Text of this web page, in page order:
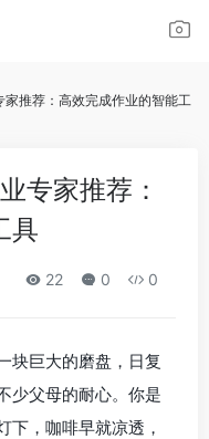
推荐：高效完成作业的智能工
专家推荐：
具
22 0 0
块巨大的磨盘，日复
少父母的耐心。你是
下，咖啡早就凉透，